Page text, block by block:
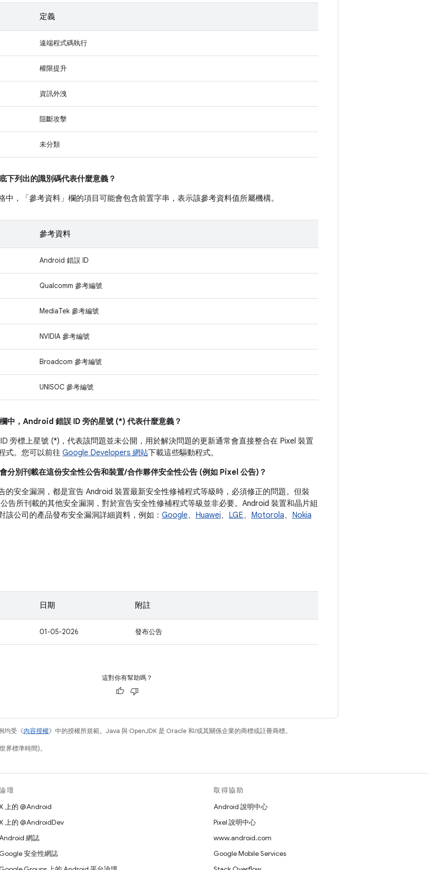
定義
遠端程式碼執行
權限提升
資訊外洩
阻斷攻擊
未分類
下列出的識別碼代表什麼意義？
中，「參考資料」 欄的項目可能會包含前置字串，表示該參考資料值所屬機構。
參考資料
Android 錯誤 ID
Qualcomm 參考編號
MediaTek 參考編號
NVIDIA 參考編號
Broadcom 參考編號
UNISOC 參考編號
欄中，Android 錯誤 ID 旁的星號 (*) 代表什麼意義？
旁標上星號 (*)，代表該問題並未公開，用於解決問題的更新通常會直接整合在 Pixel 裝置
式。您可以前往 Google Developers 網站下載這些驅動程式。
分別刊載在這份安全性公告和裝置/合作夥伴安全性公告 (例如 Pixel 公告)？
的安全漏洞，都是宣告 Android 裝置最新安全性修補程式等級時，必須修正的問題。但裝
告所刊載的其他安全漏洞，對於宣告安全性修補程式等級並非必要。Android 裝置和晶片組
該公司的產品發布安全漏洞詳細資料，例如： Google、 Huawei、 LGE、 Motorola、 Nokia
日期 附註
01-05-2026 發布公告
這對你有幫助嗎？
均受《內容授權》中的授權所規範。Java 與 OpenJDK 是 Oracle 和/或其關係企業的商標或註冊商標。
界標準時間)。
壇
上的 @Android
上的 @AndroidDev
網誌
安全性網誌
取得協助
Android 說明中心
Pixel 說明中心
www.android.com
Google Mobile Services